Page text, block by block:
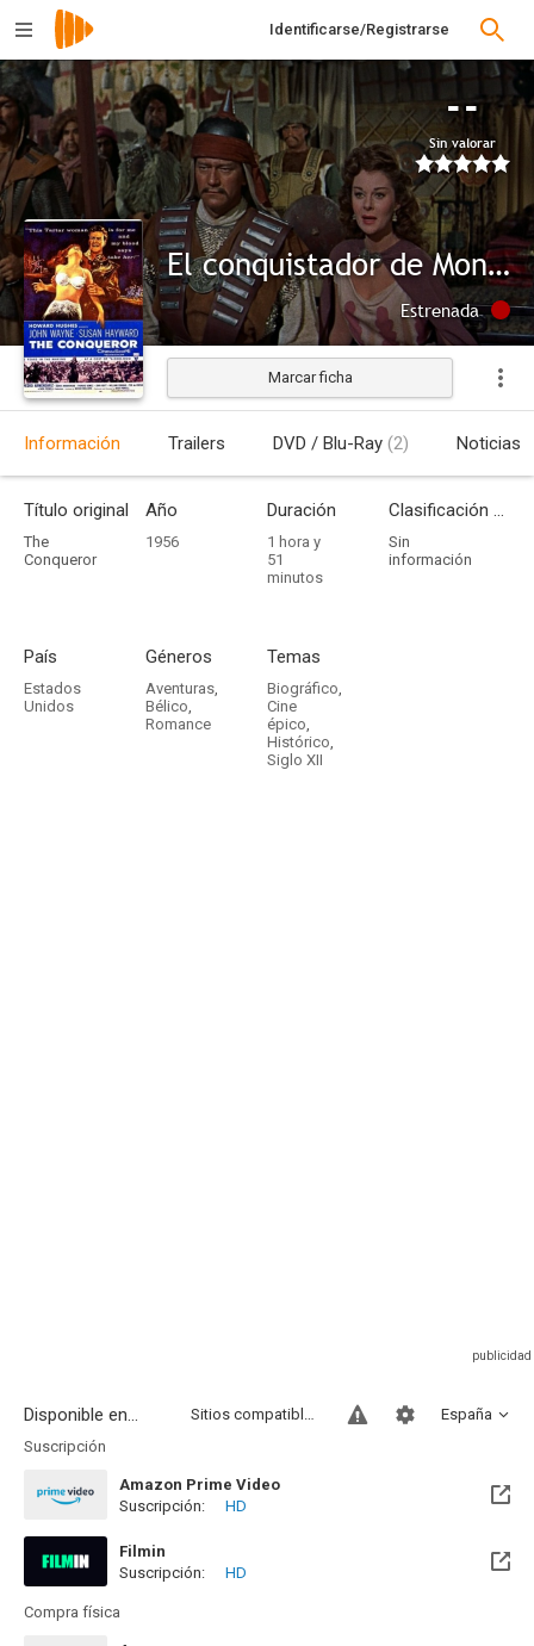
Identificarse/Registrarse
--
Sin valorar
El conquistador de Mongolia
Estrenada
Marcar ficha
Información Trailers DVD / Blu-Ray (2) Noticias
Título original
The
Conqueror
Año
1956
Duración
1 hora y
51
minutos
Clasificación por edades
Sin
información
País
Estados
Unidos
Géneros
Aventuras,
Bélico,
Romance
Temas
Biográfico,
Cine
épico,
Histórico,
Siglo XII
Disponible en... España
Sitios compatibles
Suscripción
Amazon Prime Video
Suscripción:
HD
Filmin
Disponible hasta el Mié, 31 Dic 2031 (Quedan 5 años)
Suscripción: HD
Compra física